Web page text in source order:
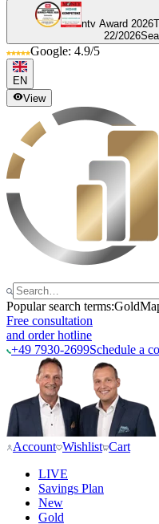
ntv Award 2026
22/2026
Google: 4.9/5
EN
View
Popular search terms:Gold
Free consultation
and order hotline
+49 7930-2699Schedule a
Account Wishlist Cart
LIVE
Savings Plan
New
Gold